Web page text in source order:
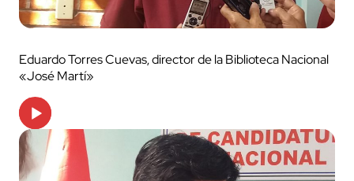
Eduardo Torres Cuevas, director de la Biblioteca Nacional
«José Martí»
Audio
Player